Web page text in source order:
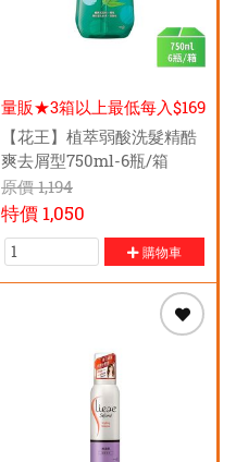
量販★3箱以上最低每入$169
元【花王】植萃弱酸洗髮精酷
爽去屑型750ml-6瓶/箱
原價1,194
特價 1,050
購物車